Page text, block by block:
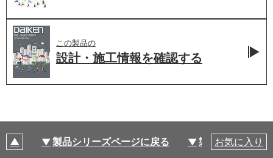
この製品の
設計・施工情報を確認する
製品シリーズページに戻る 製品仕様
お気に入り